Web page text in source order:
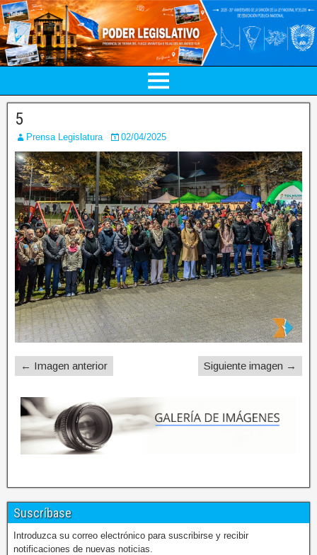
5
Prensa Legislatura 02/04/2025
← Imagen anterior Siguiente imagen →
Suscríbase
Introduzca su correo electrónico para suscribirse y recibir
notificaciones de nuevas noticias.